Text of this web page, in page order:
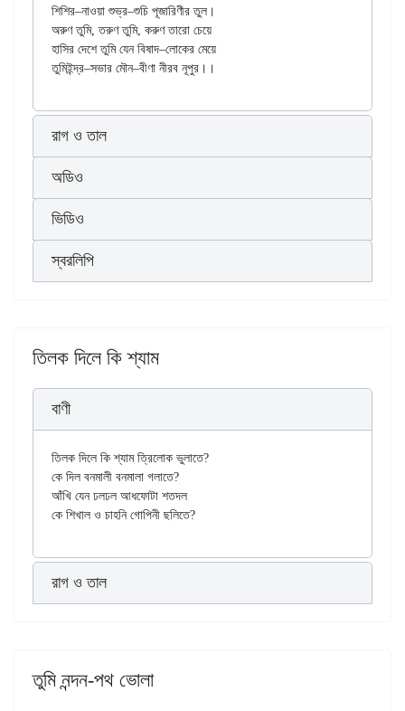
শিশির–নাওয়া শুভ্র–শুচি পূজারিণীর তুল।
অরুণ তুমি, তরুণ তুমি, করুণ তারো চেয়ে
হাসির দেশে তুমি যেন বিষাদ–লোকের মেয়ে
রাগ ও তাল
অডিও
ভিডিও
স্বরলিপি
তিলক দিলে কি শ্যাম
বাণী
তিলক দিলে কি শ্যাম ত্রিলোক ভুলাতে?
কে দিল বনমালী বনমালা গলাতে?
আঁখি যেন ঢলঢল আধফোটা শতদল
রাগ ও তাল
তুমি নন্দন-পথ ভোলা